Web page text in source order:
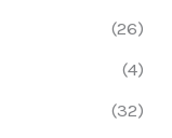
(26)
(4)
(32)